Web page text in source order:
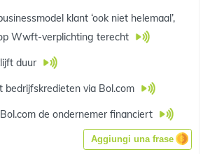
klant ‘ook niet helemaal’,
Wwft-verplichting terecht
duur
bedrijfskredieten via Bol.com
de ondernemer financiert
Aggiungi una frase